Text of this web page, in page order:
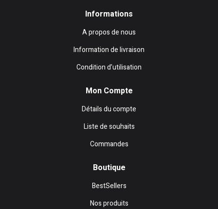
Informations
A propos de nous
Information de livraison
Condition d’utilisation
Mon Compte
Détails du compte
Liste de souhaits
Commandes
Boutique
BestSellers
Nos produits